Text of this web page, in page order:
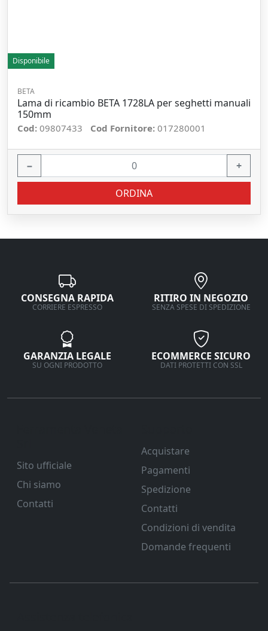
Disponibile
BETA
Lama di ricambio BETA 1728LA per seghetti manuali
150mm
Cod: 09807433 Cod Fornitore: 017280001
− +
ORDINA
CONSEGNA RAPIDA
CORRIERE ESPRESSO
RITIRO IN NEGOZIO
SENZA SPESE DI SPEDIZIONE
GARANZIA LEGALE
SU OGNI PRODOTTO
ECOMMERCE SICURO
DATI PROTETTI CON SSL
Sito ufficiale
Chi siamo
Contatti
Acquistare
Pagamenti
Spedizione
Contatti
Condizioni di vendita
Domande frequenti